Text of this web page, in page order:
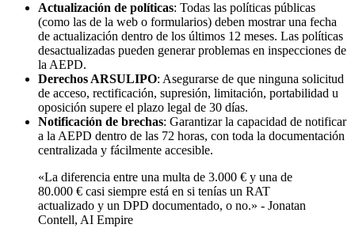
Actualización de políticas: Todas las políticas públicas
(como las de la web o formularios) deben mostrar una fecha
de actualización dentro de los últimos 12 meses. Las políticas
desactualizadas pueden generar problemas en inspecciones de
la AEPD.
Derechos ARSULIPO: Asegurarse de que ninguna solicitud
de acceso, rectificación, supresión, limitación, portabilidad u
oposición supere el plazo legal de 30 días.
Notificación de brechas: Garantizar la capacidad de notificar
a la AEPD dentro de las 72 horas, con toda la documentación
centralizada y fácilmente accesible.
«La diferencia entre una multa de 3.000 € y una de
80.000 € casi siempre está en si tenías un RAT
actualizado y un DPD documentado, o no.» - Jonatan
Contell, AI Empire